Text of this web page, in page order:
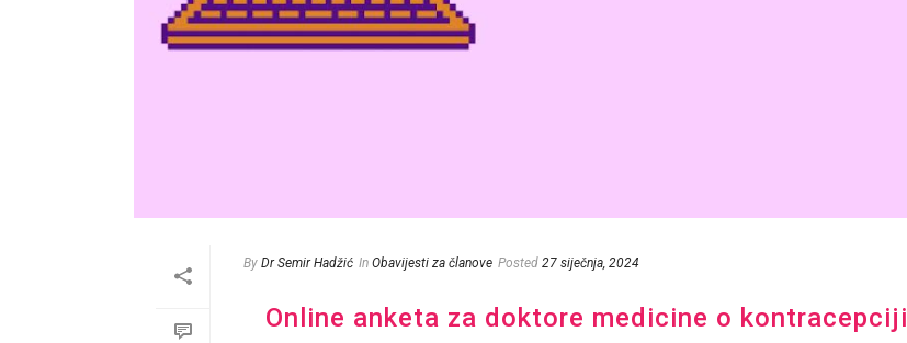
By Dr Semir Hadžić In Obavijesti za članove Posted 27 siječnja, 2024
Online anketa za doktore medicine o kontracepciji